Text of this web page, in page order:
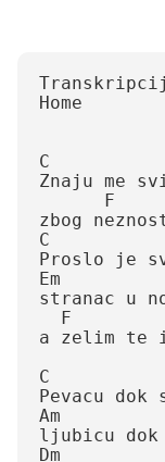
Home
C
Znaju me
zbog
C
Proslo je
Em
stranac u
a zelim te i
C
Pevacu dok
Am
ljubicu dok
Dm